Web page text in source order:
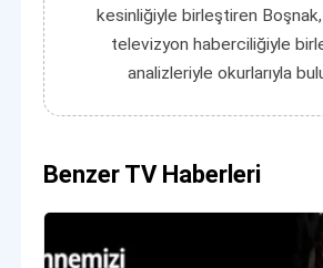
kesinliğiyle birleştiren
televizyon haberciliğiyle
analizleriyle okurlarıyla
Benzer TV Haberleri